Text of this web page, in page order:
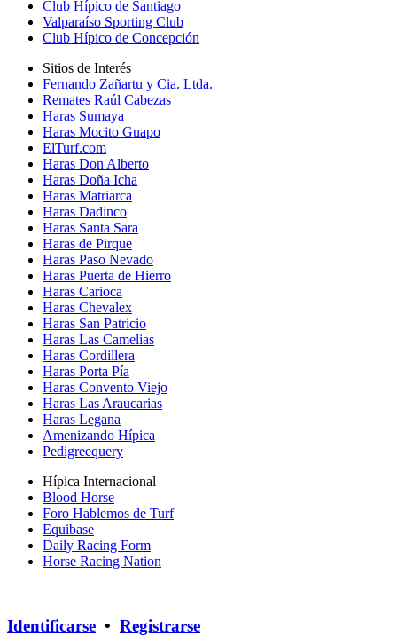
Club Hípico de Santiago
Valparaíso Sporting Club
Club Hípico de Concepción
Sitios de Interés
Fernando Zañartu y Cia. Ltda.
Remates Raúl Cabezas
Haras Sumaya
Haras Mocito Guapo
ElTurf.com
Haras Don Alberto
Haras Doña Icha
Haras Matriarca
Haras Dadinco
Haras Santa Sara
Haras de Pirque
Haras Paso Nevado
Haras Puerta de Hierro
Haras Carioca
Haras Chevalex
Haras San Patricio
Haras Las Camelias
Haras Cordillera
Haras Porta Pía
Haras Convento Viejo
Haras Las Araucarias
Haras Legana
Amenizando Hípica
Pedigreequery
Hípica Internacional
Blood Horse
Foro Hablemos de Turf
Equibase
Daily Racing Form
Horse Racing Nation
Identificarse • Registrarse